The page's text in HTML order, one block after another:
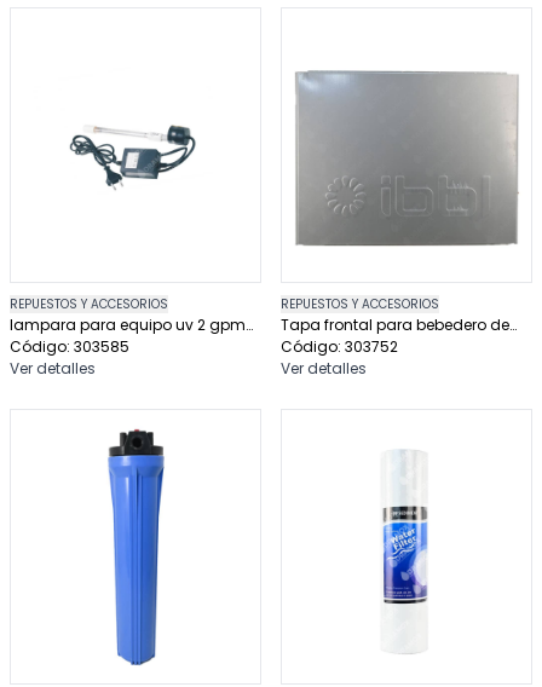
REPUESTOS Y ACCESORIOS
lampara para equipo uv 2 gpm
16 watt, con balastro
Código: 303585
Ver detalles
REPUESTOS Y ACCESORIOS
Tapa frontal para bebedero de
agua
Código: 303752
Ver detalles